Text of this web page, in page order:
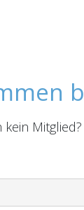
kein Mitglied?